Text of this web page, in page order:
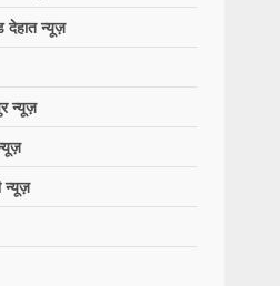
न्यूज़
न्यूज़
न्यूज़